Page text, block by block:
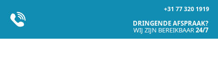
+31 77 320 1919
DRINGENDE AFSPRAAK?
WIJ ZIJN BEREIKBAAR24/7